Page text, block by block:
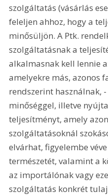
szolgáltatás (vásárlás
feleljen ahhoz, hogy a
minősüljön. A Ptk.
szolgáltatásnak a
alkalmasnak kell lennie
amelyekre más, azonos
rendszerint használnak,
minőséggel, illetve
teljesítményt, amely
szolgáltatásoknál
elvárhat, figyelembe
természetét, valamint a
az importálónak vagy
szolgáltatás konkrét